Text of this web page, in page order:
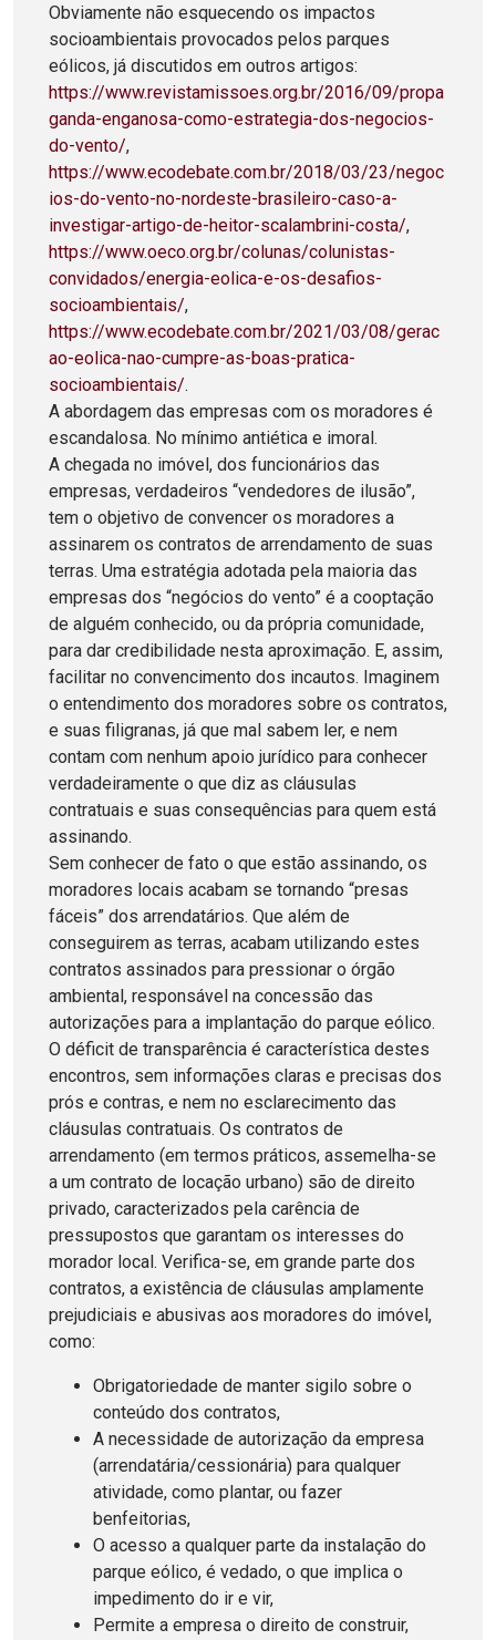
Obviamente não esquecendo os impactos
socioambientais provocados pelos parques
eólicos, já discutidos em outros artigos:
https://www.revistamissoes.org.br/2016/09/propa
ganda-enganosa-como-estrategia-dos-negocios-
do-vento/,
https://www.ecodebate.com.br/2018/03/23/negoc
ios-do-vento-no-nordeste-brasileiro-caso-a-
investigar-artigo-de-heitor-scalambrini-costa/,
https://www.oeco.org.br/colunas/colunistas-
convidados/energia-eolica-e-os-desafios-
socioambientais/,
https://www.ecodebate.com.br/2021/03/08/gerac
ao-eolica-nao-cumpre-as-boas-pratica-
socioambientais/.
A abordagem das empresas com os moradores é
escandalosa. No mínimo antiética e imoral.
A chegada no imóvel, dos funcionários das
empresas, verdadeiros “vendedores de ilusão”,
tem o objetivo de convencer os moradores a
assinarem os contratos de arrendamento de suas
terras. Uma estratégia adotada pela maioria das
empresas dos “negócios do vento” é a cooptação
de alguém conhecido, ou da própria comunidade,
para dar credibilidade nesta aproximação. E, assim,
facilitar no convencimento dos incautos. Imaginem
o entendimento dos moradores sobre os contratos,
e suas filigranas, já que mal sabem ler, e nem
contam com nenhum apoio jurídico para conhecer
verdadeiramente o que diz as cláusulas
contratuais e suas consequências para quem está
assinando.
Sem conhecer de fato o que estão assinando, os
moradores locais acabam se tornando “presas
fáceis” dos arrendatários. Que além de
conseguirem as terras, acabam utilizando estes
contratos assinados para pressionar o órgão
ambiental, responsável na concessão das
autorizações para a implantação do parque eólico.
O déficit de transparência é característica destes
encontros, sem informações claras e precisas dos
prós e contras, e nem no esclarecimento das
cláusulas contratuais. Os contratos de
arrendamento (em termos práticos, assemelha-se
a um contrato de locação urbano) são de direito
privado, caracterizados pela carência de
pressupostos que garantam os interesses do
morador local. Verifica-se, em grande parte dos
contratos, a existência de cláusulas amplamente
prejudiciais e abusivas aos moradores do imóvel,
como:
Obrigatoriedade de manter sigilo sobre o
conteúdo dos contratos,
A necessidade de autorização da empresa
(arrendatária/cessionária) para qualquer
atividade, como plantar, ou fazer
benfeitorias,
O acesso a qualquer parte da instalação do
parque eólico, é vedado, o que implica o
impedimento do ir e vir,
Permite a empresa o direito de construir,